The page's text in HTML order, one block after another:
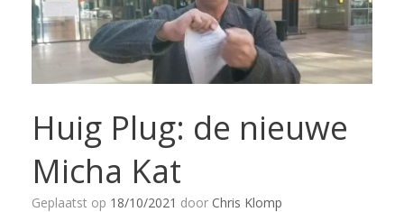
Huig Plug: de nieuwe
Micha Kat
Geplaatst op 18/10/2021 door Chris Klomp